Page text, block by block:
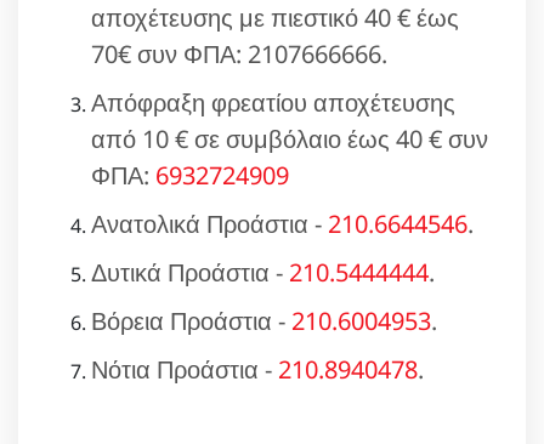
αποχέτευσης με πιεστικό 40 € έως
70€ συν ΦΠΑ: 2107666666.
Απόφραξη φρεατίου αποχέτευσης
από 10 € σε συμβόλαιο έως 40 € συν
ΦΠΑ: 6932724909
Ανατολικά Προάστια - 210.6644546.
Δυτικά Προάστια - 210.5444444.
Βόρεια Προάστια - 210.6004953.
Νότια Προάστια - 210.8940478.